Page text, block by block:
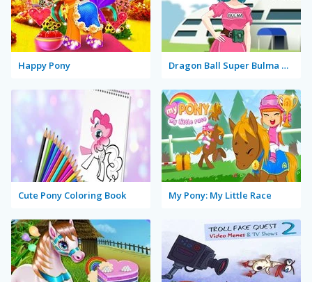
Happy Pony Dragon Ball Super Bulma Dress Up
Cute Pony Coloring Book My Pony: My Little Race